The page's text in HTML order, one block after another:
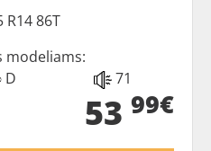
R14 86T
modeliams:
D 71
53 99€